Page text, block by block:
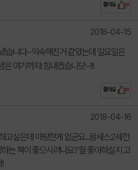
좋아요 0
2018-04-15
습니다~익숙해진거 같았는데 일요일은
은 여기까지! 힘내겠습니닷~!!!
좋아요 0
2018-04-16
고싶은데 마땅한게 없군요...람세스2세전
는 책이 좋으시려나요? 뭘 좋아하실지 고
!